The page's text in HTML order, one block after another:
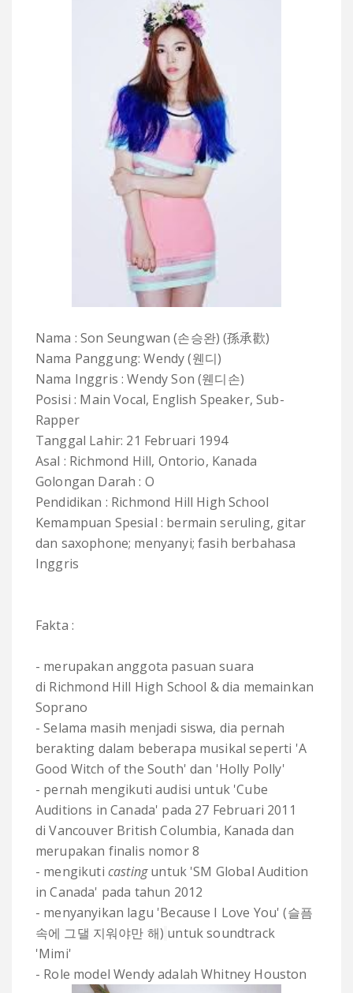
Nama : Son Seungwan (손승완) (孫承歡)
Nama Panggung: Wendy(웬디)
Nama Inggris : Wendy Son (웬디손)
Posisi : Main Vocal, English Speaker, Sub-
Rapper
Tanggal Lahir: 21 Februari 1994
Asal : Richmond Hill, Ontorio, Kanada
Golongan Darah : O
Pendidikan : Richmond Hill High School
Kemampuan Spesial : bermain seruling, gitar
dan saxophone; menyanyi; fasih berbahasa
Inggris
Fakta :
- merupakan anggota pasuan suara
di Richmond Hill High School & dia memainkan
Soprano
- Selama masih menjadi siswa, dia pernah
berakting dalam beberapa musikal seperti 'A
Good Witch of the South' dan 'Holly Polly'
- pernah mengikuti audisi untuk 'Cube
Auditions in Canada' pada 27 Februari 2011
di Vancouver British Columbia, Kanada dan
merupakan finalis nomor 8
- mengikuti castinguntuk 'SM Global Audition
in Canada' pada tahun 2012
- menyanyikan lagu 'Because I Love You' (슬픔
속에 그댈 지워야만 해) untuk soundtrack
'Mimi'
- Role model Wendy adalah Whitney Houston